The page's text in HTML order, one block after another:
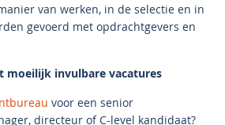
van werken, in de selectie en in
gevoerd met opdrachtgevers en
moeilijk invulbare vacatures
voor een senior
directeur of C-level kandidaat?